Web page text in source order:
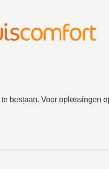
bestaan. Voor oplossingen